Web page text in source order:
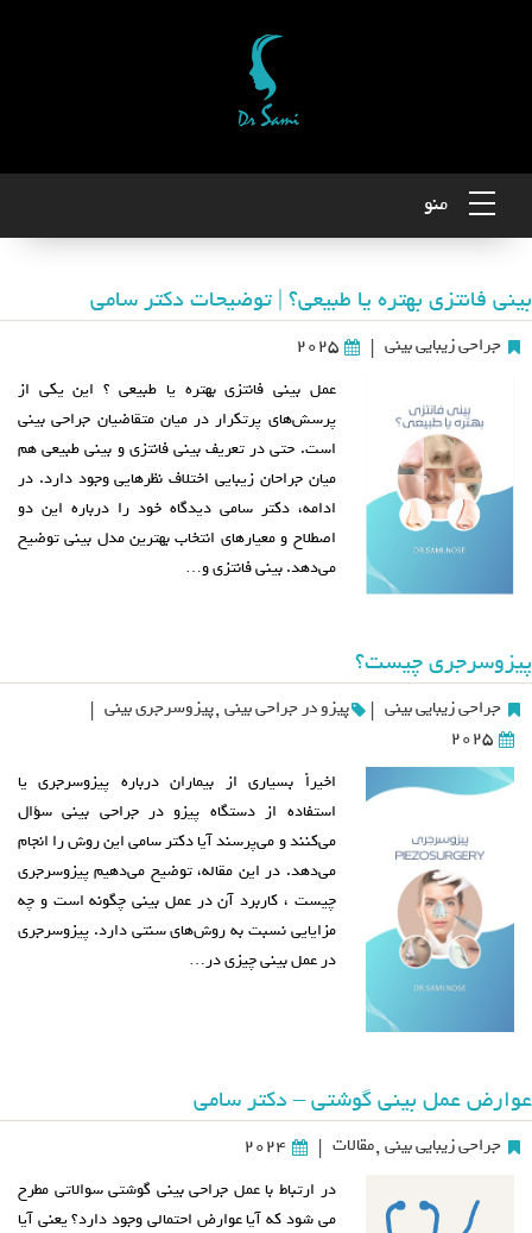
منو
بینی فانتزی بهتره یا طبیعی؟ | توضیحات دکتر سامی
جراحی زیبایی بینی |
2025
عمل بینی فانتزی بهتره یا طبیعی ؟ این یکی از
پرسش‌های پرتکرار در میان متقاضیان جراحی بینی
است. حتی در تعریف بینی فانتزی و بینی طبیعی هم
میان جراحان زیبایی اختلاف‌ نظرهایی وجود دارد. در
ادامه، دکتر سامی دیدگاه خود را درباره این دو
اصطلاح و معیارهای انتخاب بهترین مدل بینی توضیح
می‌دهد. بینی فانتزی و…
پیزوسرجری چیست؟
جراحی زیبایی بینی | پیزو در جراحی بینی ,پیزوسرجری بینی |
2025
اخیراً بسیاری از بیماران درباره پیزوسرجری یا
استفاده از دستگاه پیزو در جراحی بینی سؤال
می‌کنند و می‌پرسند آیا دکتر سامی این روش را انجام
می‌دهد. در این مقاله، توضیح می‌دهیم پیزوسرجری
چیست ، کاربرد آن در عمل بینی چگونه است و چه
مزایایی نسبت به روش‌های سنتی دارد. پیزوسرجری
در عمل بینی چیزی در…
عوارض عمل بینی گوشتی – دکتر سامی
جراحی زیبایی بینی ,مقالات |
2024
در ارتباط با عمل جراحی بینی گوشتی سوالاتی مطرح
می شود که آیا عوارض احتمالی وجود دارد؟ یعنی آیا